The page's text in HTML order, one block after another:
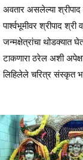
अवतार असलेल्या
पार्श्वभूमीवर श्रीपाद
जन्मक्षेत्रांचा थोडक्यात
टाकणारा ठरेल अशी
लिहिलेले चरित्र संस्कृत